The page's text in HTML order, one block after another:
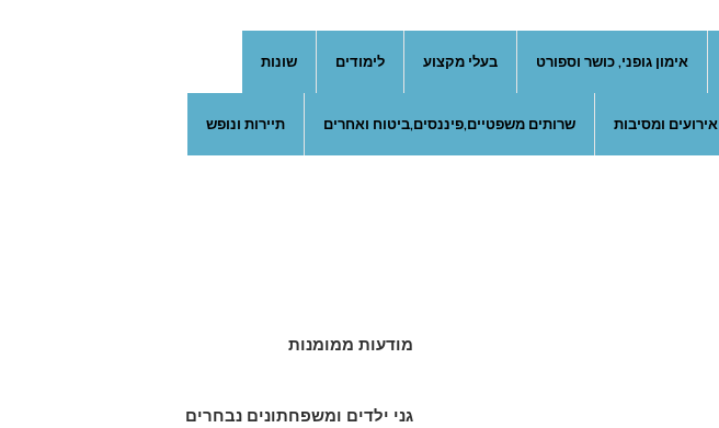
אימון גופני, כושר וספורט בעלי מקצוע לימודים שונות
אירועים ומסיבות שרותים משפטיים,פיננסים,ביטוח ואחרים תיירות ונופש
מודעות ממומנות
גני ילדים ומשפחתונים נבחרים
משפחתון ופעוטון ילנה במערב ראשון לציון